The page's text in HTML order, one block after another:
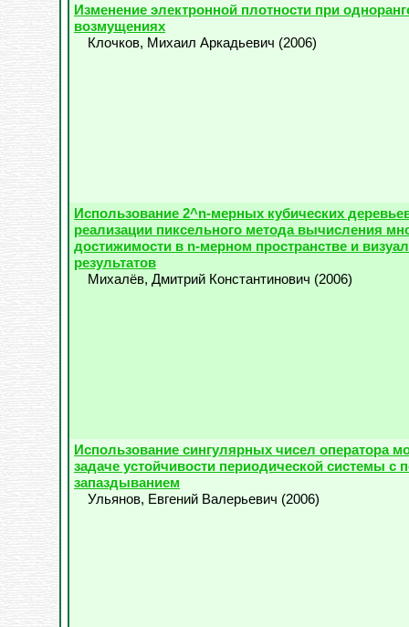
Изменение электронной плотности при
возмущениях
Клочков, Михаил Аркадьевич (2006)
Использование 2^n-мерных кубических
реализации пиксельного метода вычисления
достижимости в n-мерном пространстве и
результатов
Михалёв, Дмитрий Константинович (2006)
Использование сингулярных чисел оператора
задаче устойчивости периодической системы с
запаздыванием
Ульянов, Евгений Валерьевич (2006)